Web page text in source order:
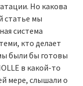
Но какова
статье мы
система
кто делает
были бы готовы
в какой-то
мере, слышали о